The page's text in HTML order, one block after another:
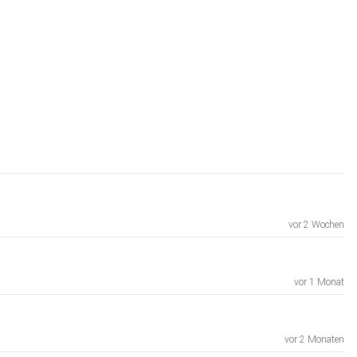
vor 2 Wochen
vor 1 Monat
vor 2 Monaten